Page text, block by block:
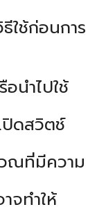
ใช้ก่อนการ
นำไปใช้
ปิดสวิตช์
ณที่มีความ
จทำให้